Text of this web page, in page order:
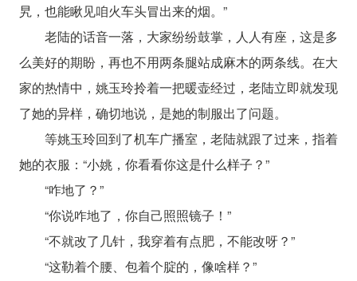
旯，也能瞅见咱火车头冒出来的烟。”
老陆的话音一落，大家纷纷鼓掌，人人有座，这是多
么美好的期盼，再也不用两条腿站成麻木的两条线。在大
家的热情中，姚玉玲拎着一把暖壶经过，老陆立即就发现
了她的异样，确切地说，是她的制服出了问题。
等姚玉玲回到了机车广播室，老陆就跟了过来，指着
她的衣服：“小姚，你看看你这是什么样子？”
“咋地了？”
“你说咋地了，你自己照照镜子！”
“不就改了几针，我穿着有点肥，不能改呀？”
“这勒着个腰、包着个腚的，像啥样？”